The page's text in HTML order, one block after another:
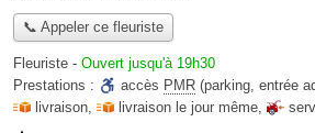
📞 Appeler ce fleuriste
Fleuriste - Ouvert jusqu'à 19h30
Prestations :
accès PMR (parking, entrée
livraison, livraison le jour même,